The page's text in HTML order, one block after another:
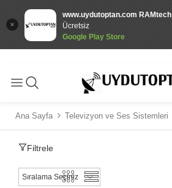
www.uydutoptan.com RAMtech
Ücretsiz
Google Play Store
Ana Sayfa Televizyon ve Ses Sistemleri
Filtrele